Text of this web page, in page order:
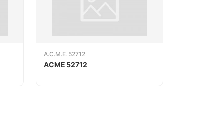
A.C.M.E. 52712
ACME 52712